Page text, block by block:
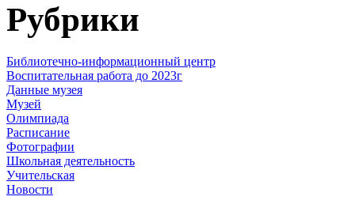
Рубрики
Библиотечно-информационный центр
Воспитательная работа до 2023г
Данные музея
Музей
Олимпиада
Расписание
Фотографии
Школьная деятельность
Учительская
Новости